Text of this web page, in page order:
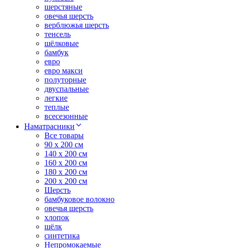
шерстяные
овечья шерсть
верблюжья шерсть
тенсель
шёлковые
бамбук
евро
евро макси
полуторные
двуспальные
легкие
теплые
всесезонные
Наматрасники
Все товары
90 x 200 см
140 x 200 см
160 x 200 см
180 x 200 см
200 x 200 см
Шерсть
бамбуковое волокно
овечья шерсть
хлопок
шёлк
синтетика
Непромокаемые